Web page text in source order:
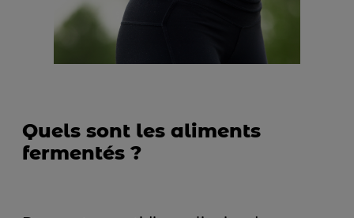
Quels sont les aliments
fermentés ?